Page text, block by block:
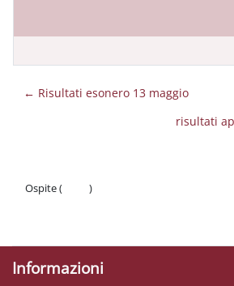
← Risultati esonero 13 maggio
risultati
Ospite (
)
Informazioni